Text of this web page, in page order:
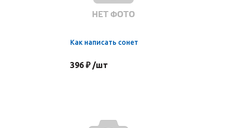
Как написать сонет
396 ₽ /шт